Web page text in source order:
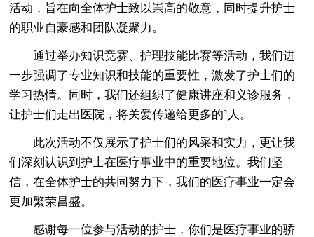
活动，旨在向全体护士致以崇高的敬意，同时提升护士
的职业自豪感和团队凝聚力。
通过举办知识竞赛、护理技能比赛等活动，我们进
一步强调了专业知识和技能的重要性，激发了护士们的
学习热情。同时，我们还组织了健康讲座和义诊服务，
让护士们走出医院，将关爱传递给更多的`人。
此次活动不仅展示了护士们的风采和实力，更让我
们深刻认识到护士在医疗事业中的重要地位。我们坚
信，在全体护士的共同努力下，我们的医疗事业一定会
更加繁荣昌盛。
感谢每一位参与活动的护士，你们是医疗事业的骄